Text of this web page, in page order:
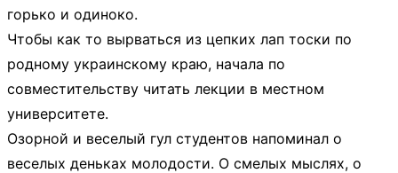
горько и одиноко.
Чтобы как то вырваться из цепких лап тоски по
родному украинскому краю, начала по
совместительству читать лекции в местном
университете.
Озорной и веселый гул студентов напоминал о
веселых деньках молодости. О смелых мыслях, о